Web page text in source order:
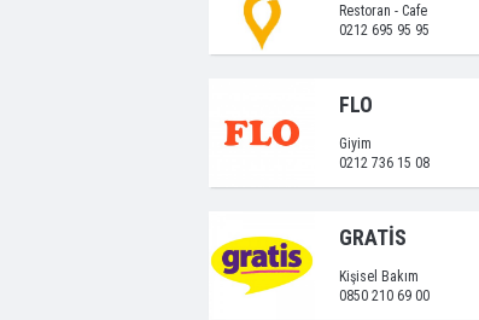
Restoran - Cafe
0212 695 95 95
FLO
Giyim
0212 736 15 08
GRATİS
Kişisel Bakım
0850 210 69 00